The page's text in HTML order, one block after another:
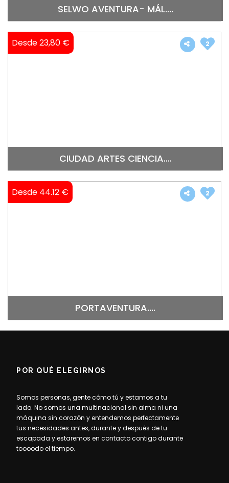
SELWO AVENTURA- MÁL....
Desde 23,80 €
CIUDAD ARTES CIENCIA....
2
Desde 44.12 €
PORTAVENTURA....
2
POR QUÉ ELEGIRNOS
Somos personas, gente cómo tú y estamos a tu
lado. No somos una multinacional sin alma ni una
máquina sin corazón y entendemos perfectamente
tus necesidades antes, durante y después de tu
escapada y estaremos en contacto contigo durante
toooodo el tiempo.